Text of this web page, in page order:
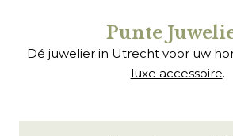
Punte
Dé juwelier in Utrecht voor uw
luxe accessoire.